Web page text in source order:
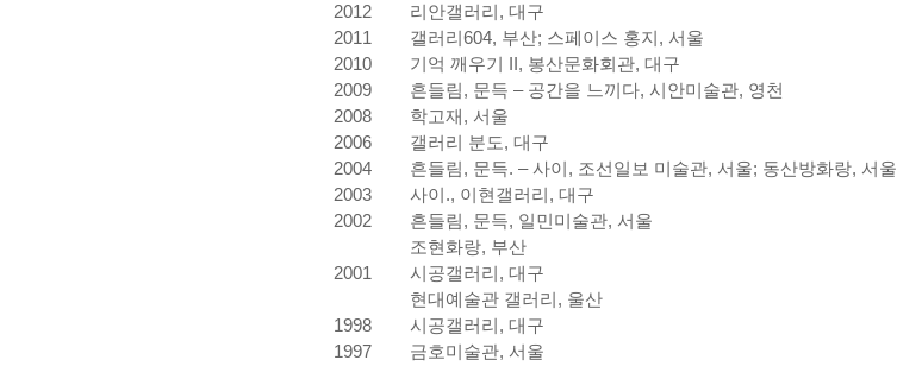
2012
리안갤러리, 대구
2011
갤러리604, 부산; 스페이스 홍지, 서울
2010
기억 깨우기 II, 봉산문화회관, 대구
2009
흔들림, 문득 – 공간을 느끼다, 시안미술관, 영천
2008
학고재, 서울
2006
갤러리 분도, 대구
2004
흔들림, 문득. – 사이, 조선일보 미술관, 서울; 동산방화랑, 서울
2003
사이., 이현갤러리, 대구
2002
흔들림, 문득, 일민미술관, 서울
조현화랑, 부산
2001
시공갤러리, 대구
현대예술관 갤러리, 울산
1998
시공갤러리, 대구
1997
금호미술관, 서울